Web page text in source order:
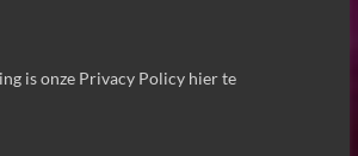
is onze Privacy Policy hier te